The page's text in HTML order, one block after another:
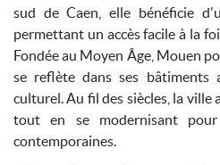
sud de Caen, elle bénéficie
permettant un accès facile à la
Fondée au Moyen Âge, Mouen
se reflète dans ses bâtiments
culturel. Au fil des siècles, la ville
tout en se modernisant pour
contemporaines.